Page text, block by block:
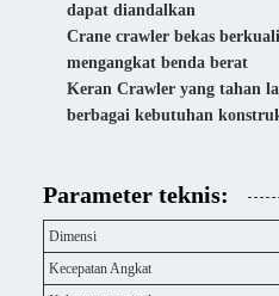
dapat diandalkan
Crane crawler bekas
mengangkat benda berat
Keran Crawler yang tahan
berbagai kebutuhan
Parameter teknis:
Dimensi
Kecepatan Angkat